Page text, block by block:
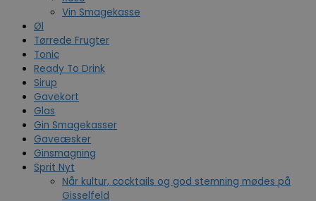
Vin Smagekasse
Øl
Tørrede Frugter
Tonic
Ready To Drink
Sirup
Gavekort
Glas
Gin Smagekasser
Gaveæsker
Ginsmagning
Sprit Nyt
Når kultur, cocktails og god stemning mødes på
Gisselfeld